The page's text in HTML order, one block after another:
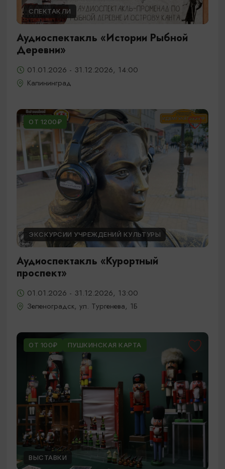
СПЕКТАКЛИ
Аудиоспектакль «Истории Рыбной
Деревни»
01.01.2026 - 31.12.2026, 14:00
Калининград
ОТ 1200₽
ЭКСКУРСИИ УЧРЕЖДЕНИЙ КУЛЬТУРЫ
Аудиоспектакль «Курортный
проспект»
01.01.2026 - 31.12.2026, 13:00
Зеленоградск, ул. Тургенева, 1Б
ОТ 100₽ ПУШКИНСКАЯ КАРТА
ВЫСТАВКИ